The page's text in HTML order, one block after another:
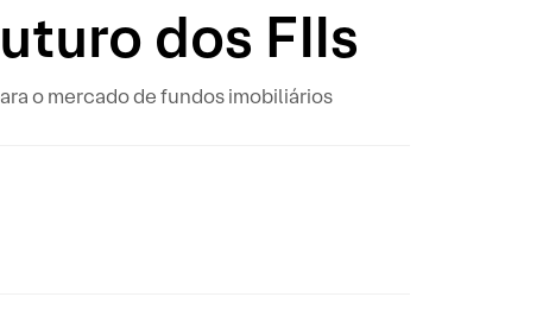
dos FIIs
o mercado de fundos imobiliários